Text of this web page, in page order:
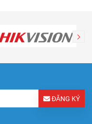
ĐĂNG KÝ